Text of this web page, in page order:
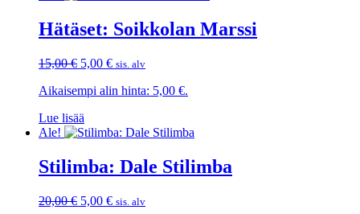
Hätäset: Soikkolan Marssi
15,00€ Alkuperäinen
oli:
5,00 €Nykyinen
on:
sis. alv
Aikaisempi alin hinta: 5,00 €.
Lue lisää
Ale!
Stilimba: Dale Stilimba
20,00€ Alkuperäinen
5,00 €Nykyinen
sis. alv